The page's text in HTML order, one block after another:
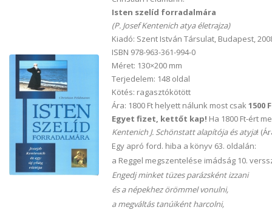
Isten szelíd forradalmára
(P. Josef Kentenich atya életrajza)
Kiadó: Szent István Társulat, Budapest,
ISBN 978-963-361-994-0
Méret: 130×200 mm
Terjedelem: 148 oldal
Kötés: ragasztókötött
Ára: 1800 Ft helyett nálunk most csak1500
Egyet fizet, kettőt kap! Ha 1800 Ft-ért
Kentenich J. Schönstatt alapítója és atyja!
Egy apró ford. hiba a könyv 63. oldalán:
a Reggel megszentelése imádság 10.
Engedj minket tüzes parázsként izzani
és a népekhez örömmel vonulni,
a megváltás tanúiként harcolni,